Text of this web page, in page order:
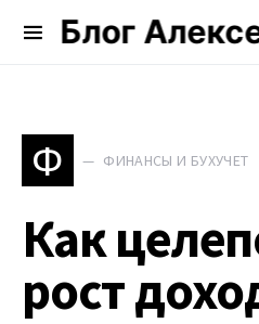
Блог
Search for:
Ф ФИНАНСЫ И БУХУЧЕТ
Как
рост